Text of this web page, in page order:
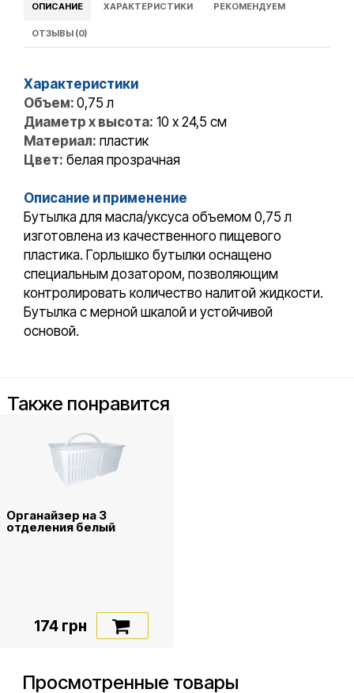
ОПИСАНИЕ ХАРАКТЕРИСТИКИ РЕКОМЕНДУЕМ
ОТЗЫВЫ (0)
Характеристики
Объем: 0,75 л
Диаметр x высота: 10 x 24,5 см
Материал: пластик
Цвет: белая прозрачная
Описание и применение
Бутылка для масла/уксуса объемом 0,75 л
изготовлена из качественного пищевого
пластика. Горлышко бутылки оснащено
специальным дозатором, позволяющим
контролировать количество налитой жидкости.
Бутылка с мерной шкалой и устойчивой
основой.
Также понравится
Органайзер на 3
отделения белый
174 грн
Просмотренные товары